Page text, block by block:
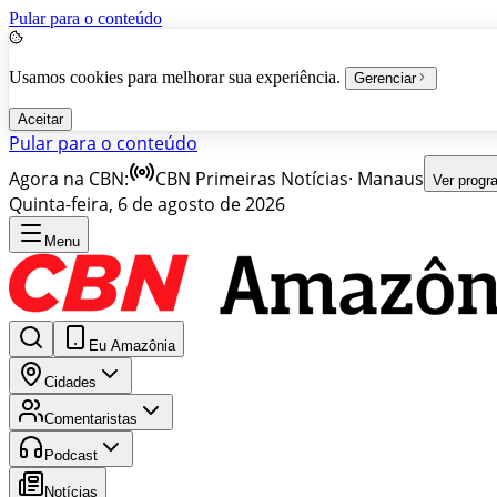
Pular para o conteúdo
Usamos cookies para melhorar sua experiência. Gerenciar
Aceitar
Pular para o conteúdo
Agora na CBN:
CBN Primeiras Notícias· Manaus Ver
Quinta-feira, 6 de agosto de 2026
Menu
Eu Amazônia
Cidades
Comentaristas
Podcast
Notícias